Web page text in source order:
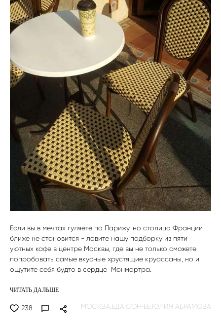
Если вы в мечтах гуляете по Парижу, но столица Франции
ближе не становится - ловите нашу подборку из пяти
уютных кафе в центре Москвы, где вы не только сможете
попробовать самые вкусные хрустящие круассаны, но и
ощутите себя будто в сердце Монмартра.
ЧИТАТЬ ДАЛЬШЕ
238 МОСКВА, ЕДА, COFFEE, ЮЛИЯ АБРАМОВА